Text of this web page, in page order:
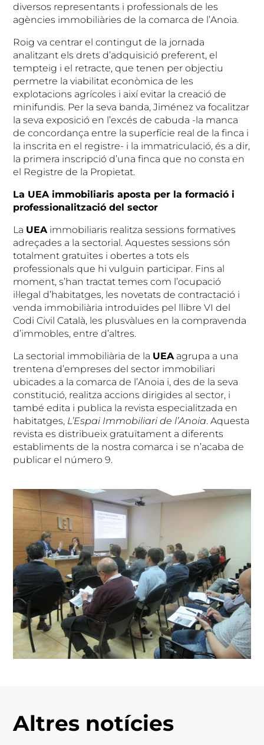
diversos representants i professionals de les
agències immobiliàries de la comarca de l’Anoia.
Roig va centrar el contingut de la jornada
analitzant els drets d’adquisició preferent, el
tempteig i el retracte, que tenen per objectiu
permetre la viabilitat econòmica de les
explotacions agrícoles i així evitar la creació de
minifundis. Per la seva banda, Jiménez va focalitzar
la seva exposició en l’excés de cabuda -la manca
de concordança entre la superfície real de la finca i
la inscrita en el registre- i la immatriculació, és a dir,
la primera inscripció d’una finca que no consta en
el Registre de la Propietat.
La UEA immobiliaris aposta per la formació i
professionalització del sector
La UEAimmobiliaris realitza sessions formatives
adreçades a la sectorial. Aquestes sessions són
totalment gratuïtes i obertes a tots els
professionals que hi vulguin participar. Fins al
moment, s’han tractat temes com l’ocupació
il·legal d’habitatges, les novetats de contractació i
venda immobiliària introduïdes pel llibre VI del
Codi Civil Català, les plusvàlues en la compravenda
d’immobles, entre d’altres.
La sectorial immobiliària de la UEAagrupa a una
trentena d’empreses del sector immobiliari
ubicades a la comarca de l’Anoia i, des de la seva
constitució, realitza accions dirigides al sector, i
també edita i publica la revista especialitzada en
habitatges, L’Espai Immobiliari de l’Anoia. Aquesta
revista es distribueix gratuïtament a diferents
establiments de la nostra comarca i se n’acaba de
publicar el número 9.
Altres notícies